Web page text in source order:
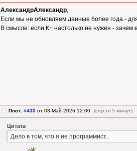
АлександрАлександр,
Если мы не обновляем данные более года -
В смысле: если К+ настолько не нужен -
Пост: #430 от 03-Май-2026 12:00 (спустя 5 минут)
Цитата
Дело в том, что я не программист..